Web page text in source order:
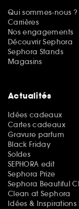
Qui sommes-nous ?
Carrières
Nos engagements
Découvrir Sephora
Sephora Stands
Magasins
Actualités
Idées cadeaux
Cartes cadeaux
Gravure parfum
Black Friday
Soldes
SEPHORA edit
Sephora Prize
Sephora Beautiful
Clean at Sephora
Idées & Inspirations